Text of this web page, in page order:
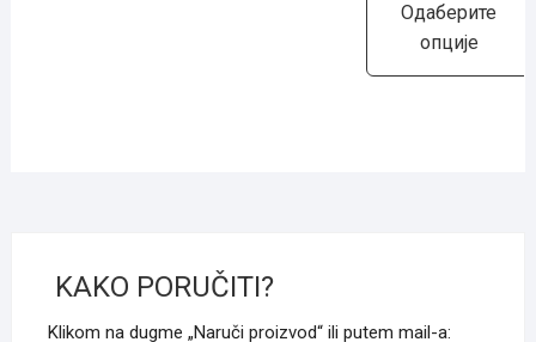
Одаберите
опције
KAKO PORUČITI?
Klikom na dugme „Naruči proizvod“ ili putem mail-a: